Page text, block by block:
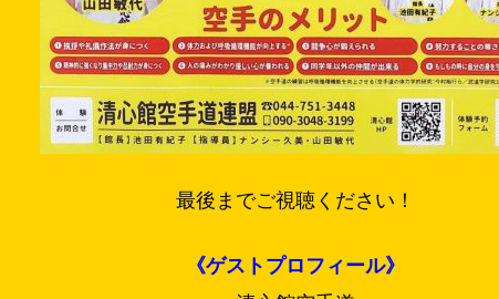
最後までご視聴ください！
《ゲストプロフィール》